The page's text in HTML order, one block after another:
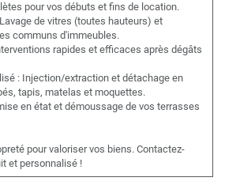
pour vos débuts et fins de location.
de vitres (toutes hauteurs) et
communs d'immeubles.
rapides et efficaces après dégâts
: Injection/extraction et détachage en
tapis, matelas et moquettes.
en état et démoussage de vos terrasses
pour valoriser vos biens. Contactez-
et personnalisé !